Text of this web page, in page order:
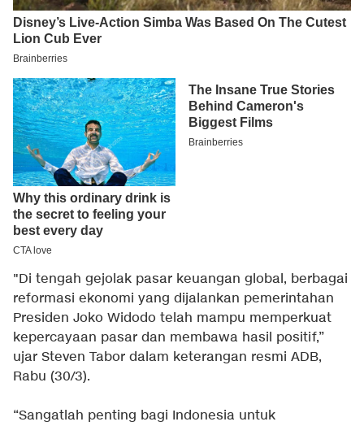
"Di tengah gejolak pasar keuangan global, berbagai
reformasi ekonomi yang dijalankan pemerintahan
Presiden Joko Widodo telah mampu memperkuat
kepercayaan pasar dan membawa hasil positif,”
ujar Steven Tabor dalam keterangan resmi ADB,
Rabu (30/3).
“Sangatlah penting bagi Indonesia untuk